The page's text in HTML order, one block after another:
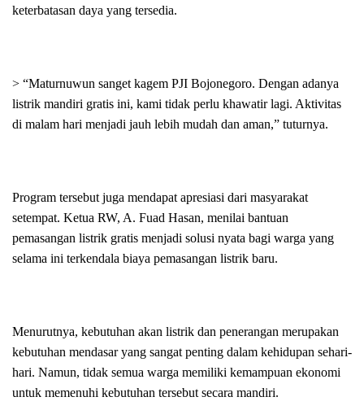
keterbatasan daya yang tersedia.
> “Maturnuwun sanget kagem PJI Bojonegoro. Dengan adanya
listrik mandiri gratis ini, kami tidak perlu khawatir lagi. Aktivitas
di malam hari menjadi jauh lebih mudah dan aman,” tuturnya.
Program tersebut juga mendapat apresiasi dari masyarakat
setempat. Ketua RW, A. Fuad Hasan, menilai bantuan
pemasangan listrik gratis menjadi solusi nyata bagi warga yang
selama ini terkendala biaya pemasangan listrik baru.
Menurutnya, kebutuhan akan listrik dan penerangan merupakan
kebutuhan mendasar yang sangat penting dalam kehidupan sehari-
hari. Namun, tidak semua warga memiliki kemampuan ekonomi
untuk memenuhi kebutuhan tersebut secara mandiri.